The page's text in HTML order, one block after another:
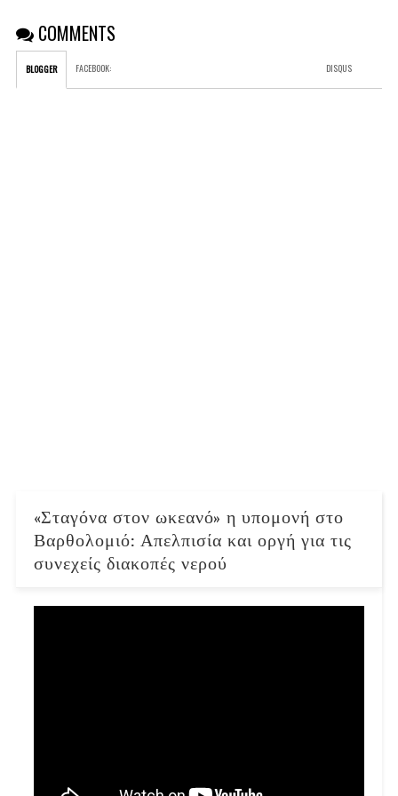
COMMENTS
BLOGGER FACEBOOK: DISQUS
«Σταγόνα στον ωκεανό» η υπομονή στο
Βαρθολομιό: Απελπισία και οργή για τις
συνεχείς διακοπές νερού